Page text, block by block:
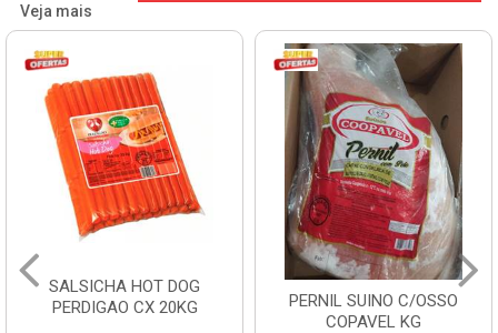
Veja mais
SALSICHA HOT DOG
PERDIGAO CX 20KG
PERNIL SUINO C/OSSO
COPAVEL KG